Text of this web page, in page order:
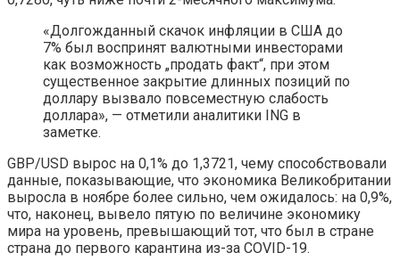
«Долгожданный скачок инфляции в США до
7% был воспринят валютными инвесторами
как возможность „продать факт“, при этом
существенное закрытие длинных позиций по
доллару вызвало повсеместную слабость
доллара», — отметили аналитики ING в
заметке.
GBP/USD вырос на 0,1% до 1,3721, чему способствовали
данные, показывающие, что экономика Великобритании
выросла в ноябре более сильно, чем ожидалось: на 0,9%,
что, наконец, вывело пятую по величине экономику
мира на уровень, превышающий тот, что был в стране
страна до первого карантина из-за COVID-19.